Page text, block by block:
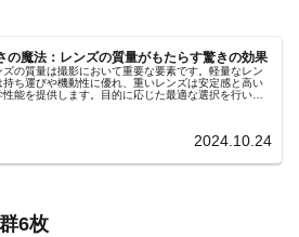
の魔法：レンズの質量がもたらす驚きの効果
ズの質量は撮影において重要な要素です。軽量なレン
持ち運びや機動性に優れ、重いレンズは安定感と高い
性能を提供します。目的に応じた最適な選択を行い、
2024.10.24
6枚